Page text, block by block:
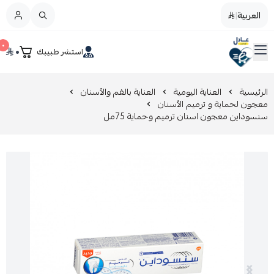
العربية|
صيدليات عادل استشر طبيبك ٠ ٠ القائمة الرئيسية
تخفيضات
المدونة
مزيل طلاء الأظافر
العناية بالطفل و الأم
عرض الكل
العناية اليومية
الرئيسية العناية اليومية العناية بالفم والأسنان
معجون لحماية و ترميم الأسنان
سنسوداين معجون اسنان ترميم وحماية 75مل